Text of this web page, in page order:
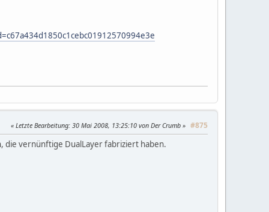
#875
Letzte Bearbeitung: 30 Mai 2008, 13:25:10 von Der Crumb
die vernünftige DualLayer fabriziert haben.